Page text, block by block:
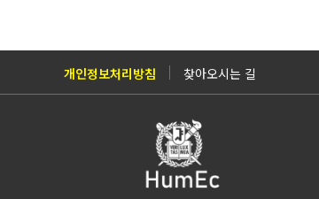
개인정보처리방침 찾아오시는 길